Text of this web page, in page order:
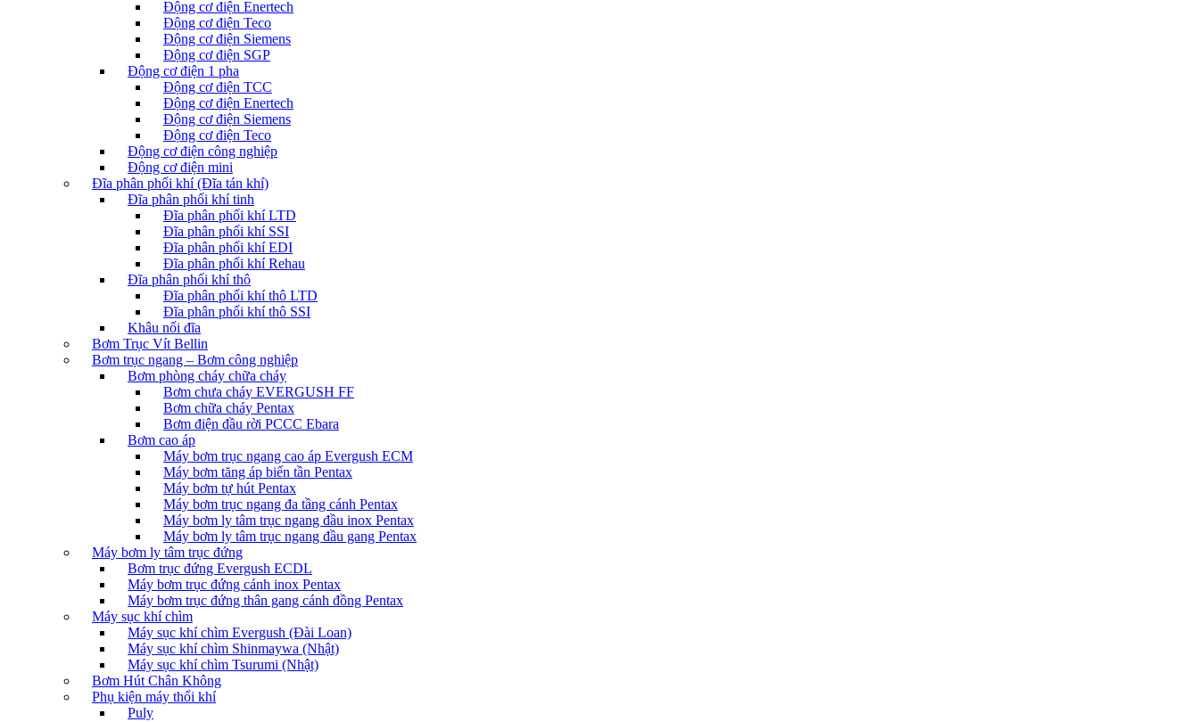
Động cơ điện Enertech
Động cơ điện Teco
Động cơ điện Siemens
Động cơ điện SGP
Động cơ điện 1 pha
Động cơ điện TCC
Động cơ điện Enertech
Động cơ điện Siemens
Động cơ điện Teco
Động cơ điện công nghiệp
Động cơ điện mini
Đĩa phân phối khí (Đĩa tán khí)
Đĩa phân phối khí tinh
Đĩa phân phối khí LTD
Đĩa phân phối khí SSI
Đĩa phân phối khí EDI
Đĩa phân phối khí Rehau
Đĩa phân phối khí thô
Đĩa phân phối khí thô LTD
Đĩa phân phối khí thô SSI
Khâu nối đĩa
Bơm Trục Vít Bellin
Bơm trục ngang – Bơm công nghiệp
Bơm phòng cháy chữa cháy
Bơm chưa cháy EVERGUSH FF
Bơm chữa cháy Pentax
Bơm điện đầu rời PCCC Ebara
Bơm cao áp
Máy bơm trục ngang cao áp Evergush ECM
Máy bơm tăng áp biến tần Pentax
Máy bơm tự hút Pentax
Máy bơm trục ngang đa tầng cánh Pentax
Máy bơm ly tâm trục ngang đầu inox Pentax
Máy bơm ly tâm trục ngang đầu gang Pentax
Máy bơm ly tâm trục đứng
Bơm trục đứng Evergush ECDL
Máy bơm trục đứng cánh inox Pentax
Máy bơm trục đứng thân gang cánh đồng Pentax
Máy sục khí chìm
Máy sục khí chìm Evergush (Đài Loan)
Máy sục khí chìm Shinmaywa (Nhật)
Máy sục khí chìm Tsurumi (Nhật)
Bơm Hút Chân Không
Phụ kiện máy thổi khí
Puly